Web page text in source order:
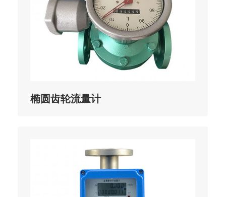
椭圆齿轮流量计